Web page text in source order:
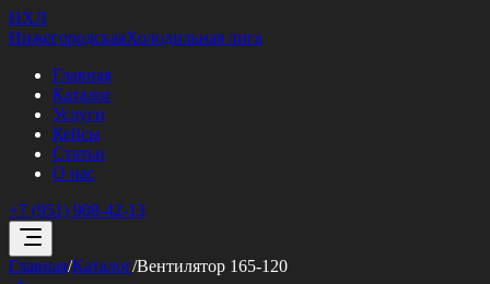
НХЛ
НижегородскаяХолодильная лига
Главная
Каталог
Услуги
Кейсы
Статьи
О нас
+7 (951) 908-42-13
Главная/Каталог/Вентилятор 165-120